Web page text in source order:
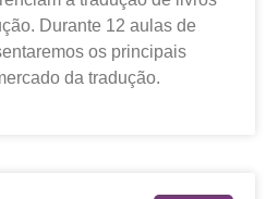
Durante 12 aulas de
os principais
da tradução.